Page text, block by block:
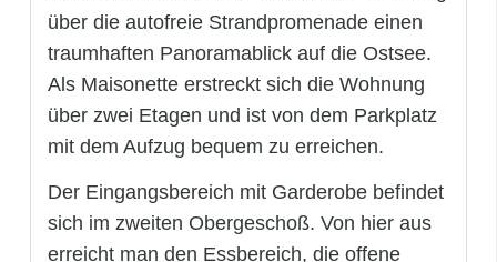
über die autofreie Strandpromenade einen
traumhaften Panoramablick auf die Ostsee.
Als Maisonette erstreckt sich die Wohnung
über zwei Etagen und ist von dem Parkplatz
mit dem Aufzug bequem zu erreichen.
Der Eingangsbereich mit Garderobe befindet
sich im zweiten Obergeschoß. Von hier aus
erreicht man den Essbereich, die offene